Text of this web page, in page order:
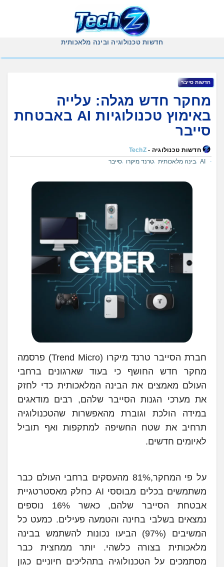
חדשות טכנולוגיה ובינה מלאכותית
‏חדשות ‏סייבר
מחקר חדש מגלה: עלייה
באימוץ טכנולוגיות AI באבטחת
סייבר
חדשות טכנולוגיה -TechZ
AI
בינה מלאכותית טרנד מיקרו סייבר
חברת הסייבר טרנד מיקרו (Trend Micro) פרסמה
מחקר חדש החושף כי בעוד שארגונים ברחבי
העולם מאמצים את הבינה המלאכותית כדי לחזק
את מערכי הגנות הסייבר שלהם, רבים מודאגים
במידה הולכת וגוברת מהאפשרות שהטכנולוגיה
תרחיב את שטח החשיפה למתקפות ואף תוביל
לאיומים חדשים.
על פי המחקר,81% מהעסקים ברחבי העולם כבר
משתמשים בכלים מבוססי AI כחלק מאסטרטגיית
אבטחת הסייבר שלהם, כאשר 16% נוספים
נמצאים בשלבי בחינה והטמעה פעילים. כמעט כל
המשיבים (97%) הביעו נכונות להשתמש בבינה
מלאכותית בצורה כלשהי. יותר ממחצית כבר
מסתמכים על הטכנולוגיה בתהליכים חיוניים כגון